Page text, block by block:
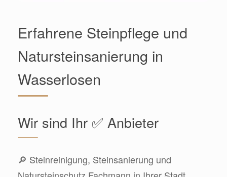
Erfahrene Steinpflege und
Natursteinsanierung in
Wasserlosen
Wir sind Ihr ✅ Anbieter
🔎 Steinreinigung, Steinsanierung und